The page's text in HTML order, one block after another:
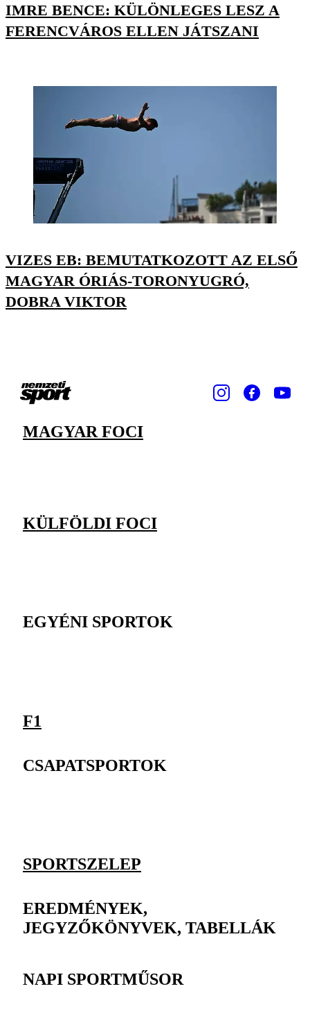
IMRE BENCE: KÜLÖNLEGES LESZ A
FERENCVÁROS ELLEN JÁTSZANI
VIZES EB: BEMUTATKOZOTT AZ ELSŐ
MAGYAR ÓRIÁS-TORONYUGRÓ,
DOBRA VIKTOR
MAGYAR FOCI
KÜLFÖLDI FOCI
EGYÉNI SPORTOK
F1
CSAPATSPORTOK
SPORTSZELEP
EREDMÉNYEK,
JEGYZŐKÖNYVEK, TABELLÁK
NAPI SPORTMŰSOR